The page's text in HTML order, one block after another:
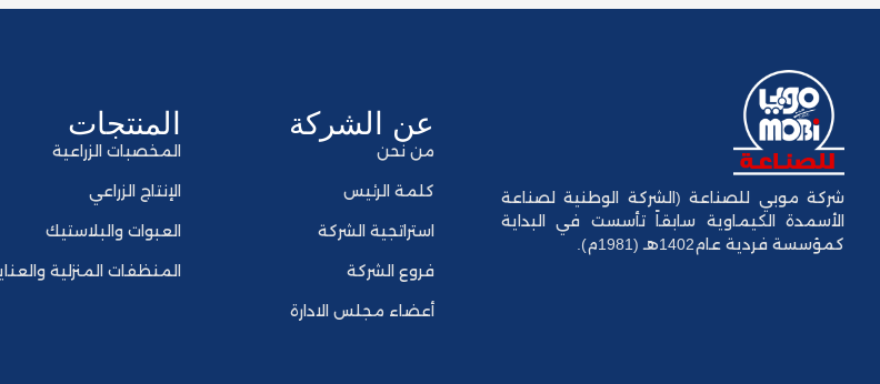
شركة موبي للصناعة (الشركة الوطنية لصناعة
الأسمدة الكيماوية سابقاً تأسست في البداية
كمؤسسة فردية عام1402هـ (1981م).
عن الشركة
من نحن
كلمة الرئيس
استراتجية الشركة
فروع الشركة
أعضاء مجلس الادارة
المنتجات
المخصبات الزراعية
الإنتاج الزراعي
العبوات والبلاستيك
المنظفات المنزلية